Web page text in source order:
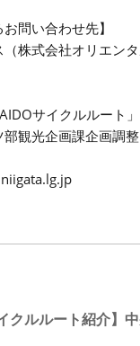
問い合わせ先】
株式会社オリエンタ
サイクルルート
観光企画課企画調
ルルート紹介】